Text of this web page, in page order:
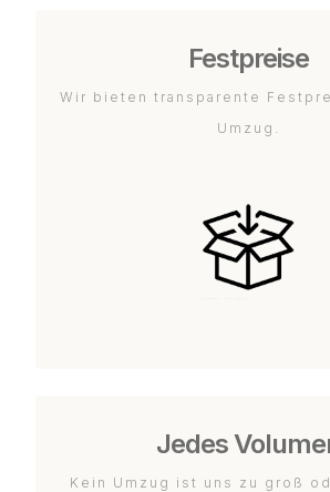
Festpreise
Wir bieten transparente
Umzug.
Jedes
Kein Umzug ist uns zu groß